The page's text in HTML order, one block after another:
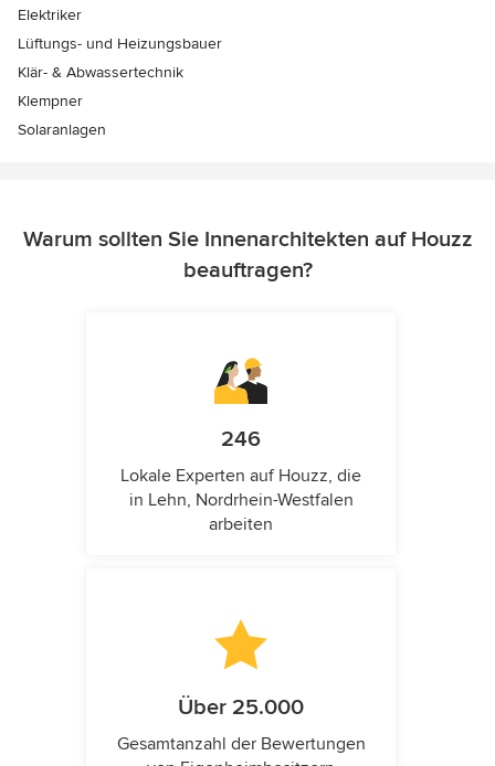
Elektriker
Lüftungs- und Heizungsbauer
Klär- & Abwassertechnik
Klempner
Solaranlagen
Warum sollten Sie Innenarchitekten auf Houzz
beauftragen?
246
Lokale Experten auf Houzz, die
in Lehn, Nordrhein-Westfalen
arbeiten
Über 25.000
Gesamtanzahl der Bewertungen